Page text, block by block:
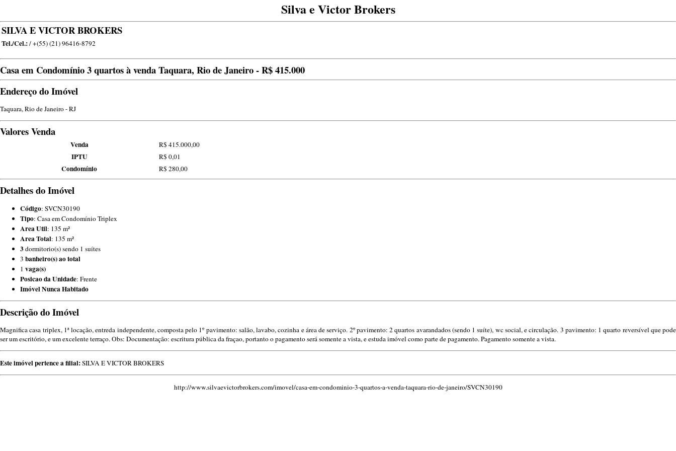
Silva e Victor Brokers
SILVA E VICTOR BROKERS
Tel./Cel.:/ +(55) (21) 96416-8792
Casa em Condomínio 3 quartos à venda Taquara, Rio de Janeiro - R$ 415.000
Endereço do Imóvel
Taquara, Rio de Janeiro - RJ
Valores Venda
Venda R$ 415.000,00
IPTU R$ 0,01
Condomínio R$ 280,00
Detalhes do Imóvel
Código: SVCN30190
Tipo: Casa em Condomínio Triplex
Area Util: 135 m²
Area Total: 135 m²
3dormitorio(s) sendo 1 suítes
3 banheiro(s) ao total
1 vaga(s)
Posicao da Unidade: Frente
Imóvel Nunca Habitado
Descrição do Imóvel
Magnifica casa triplex, 1ª locação, entreda independente, composta pelo 1º pavimento: salão, lavabo, cozinha e área de serviço. 2º pavimento: 2 quartos avarandados (sendo 1 suíte), wc social, e circulação. 3 pavimento: 1 quarto reversível que pode
ser um escritório, e um excelente terraço. Obs: Documentação: escritura pública da fraçao, portanto o pagamento será somente a vista, e estuda imóvel como parte de pagamento. Pagamento somente a vista.
Este imóvel pertence a filial:SILVA E VICTOR BROKERS
http://www.silvaevictorbrokers.com/imovel/casa-em-condominio-3-quartos-a-venda-taquara-rio-de-janeiro/SVCN30190